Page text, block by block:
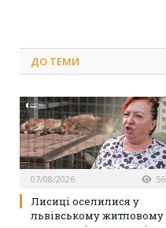
ДО ТЕМИ
07/08/2026 56
Лисиці оселилися у
львівському житловому